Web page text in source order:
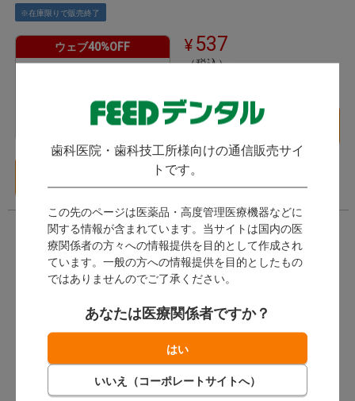
歯科医院・歯科技工所様向けの通信販売サイ
トです。
この先のページは医薬品・高度管理医療機器などに
関する情報が含まれています。当サイトは国内の医
療関係者の方々への情報提供を目的として作成され
ています。一般の方への情報提供を目的としたもの
ではありませんのでご了承ください。
あなたは医療関係者ですか？
※在庫限りで販売終了
ウェブ40%OFF
14ポイント～
537
（税込）～
バリエーション一覧
シールド付きフェイスマ
エルバ スプラッシュプロ
テクター [フェイスシー